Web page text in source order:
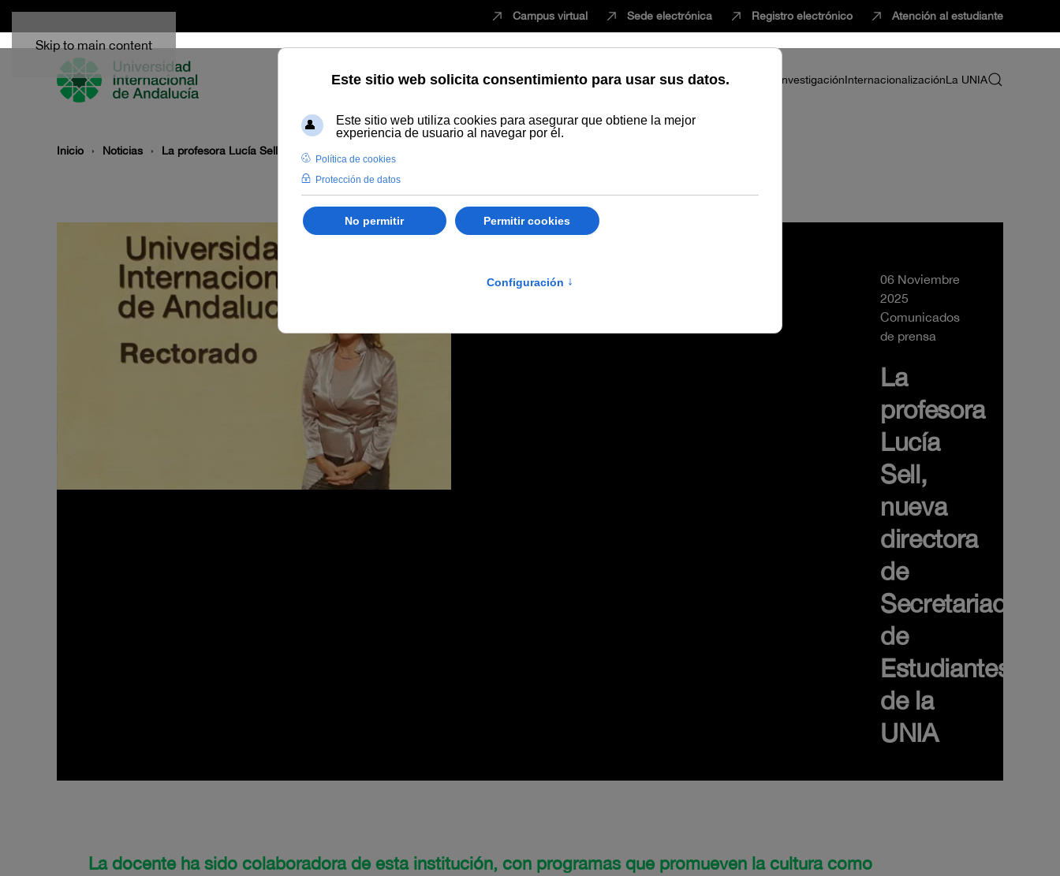
Skip to main content
Campus virtual Sede electrónica Registro electrónico Atención al estudiante
EstudiarInnovaciónVida universitariaProfesorado InvestigaciónInternacionalizaciónLa UNIA
Inicio Noticias La profesora Lucía Sell, nueva directora de Secretariado de Estudiantes de la UNIA
06 Noviembre
2025
Comunicados
de prensa
La
profesora
Lucía
Sell,
nueva
directora
de
Secretariado
de
Estudiantes
de la
UNIA
La docente ha sido colaboradora de esta institución, con programas que promueven la cultura como